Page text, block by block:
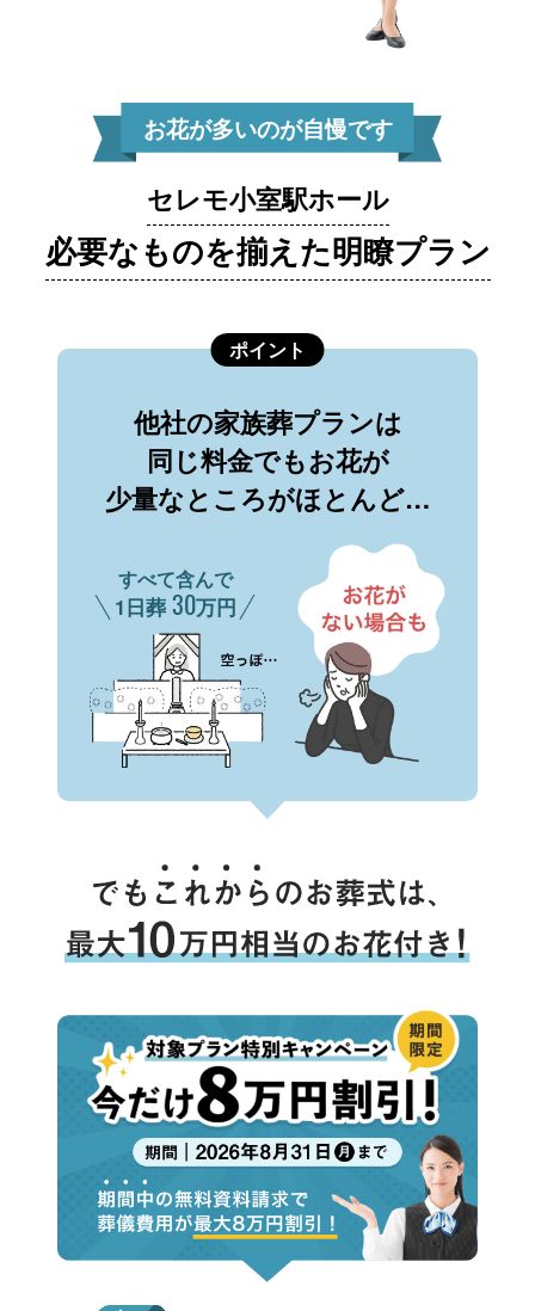
お花が多いのが自慢です
セレモ小室駅ホール
必要なものを揃えた明瞭プラン
ポイント
他社の家族葬プランは
同じ料金でもお花が
少量なところがほとんど…
すべて含んで
1日葬 30万円